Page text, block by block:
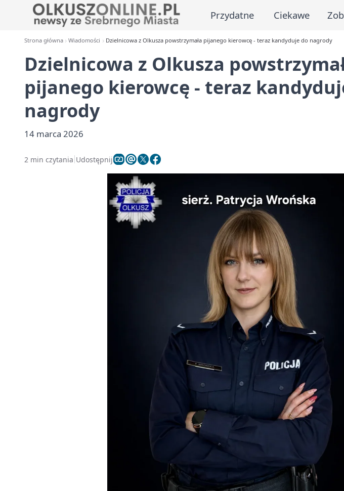
Przydatne Ciekawe
Strona główna Wiadomości Dzielnicowa z Olkusza powstrzymała pijanego kierowcę - teraz kandyduje do nagrody
Dzielnicowa z Olkusza
pijanego kierowcę - teraz
nagrody
14 marca 2026
2 min czytania Udostępnij